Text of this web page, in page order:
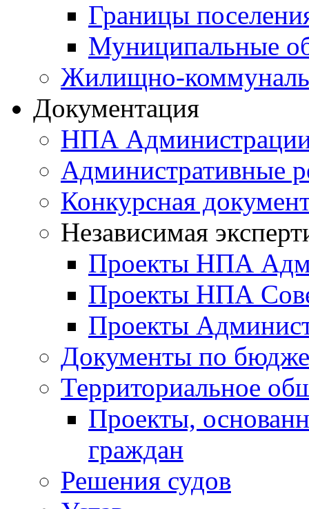
Границы
Муниципальные
Жилищно-
Документация
НПА
Административные
Конкурсная
Независимая
Проекты НПА
Проекты НПА
Проекты
Документы по
Территориальное
Проекты,
граждан
Решения судов